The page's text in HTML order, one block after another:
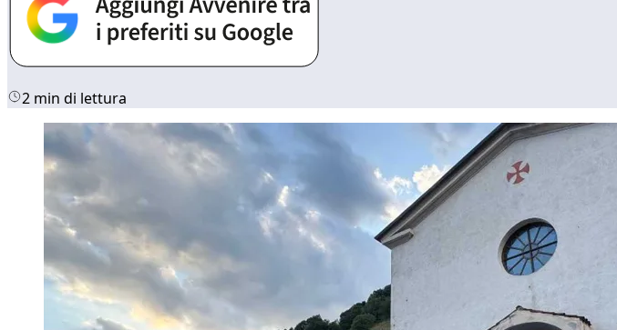
2 min di lettura